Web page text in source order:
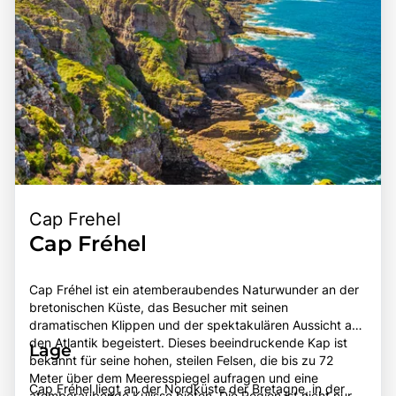
faszinierende Kultur und Geschichte der Normandie
hautnah zu erleben, macht dieses Ziel zu einem
unvergesslichen Erlebnis für alle, die Frankreich besuchen.
Cap Frehel
Cap Fréhel
Cap Fréhel ist ein atemberaubendes Naturwunder an der
bretonischen Küste, das Besucher mit seinen
dramatischen Klippen und der spektakulären Aussicht auf
den Atlantik begeistert. Dieses beeindruckende Kap ist
bekannt für seine hohen, steilen Felsen, die bis zu 72
Meter über dem Meeresspiegel aufragen und eine
Lage
Cap Fréhel liegt an der Nordküste der Bretagne, in der